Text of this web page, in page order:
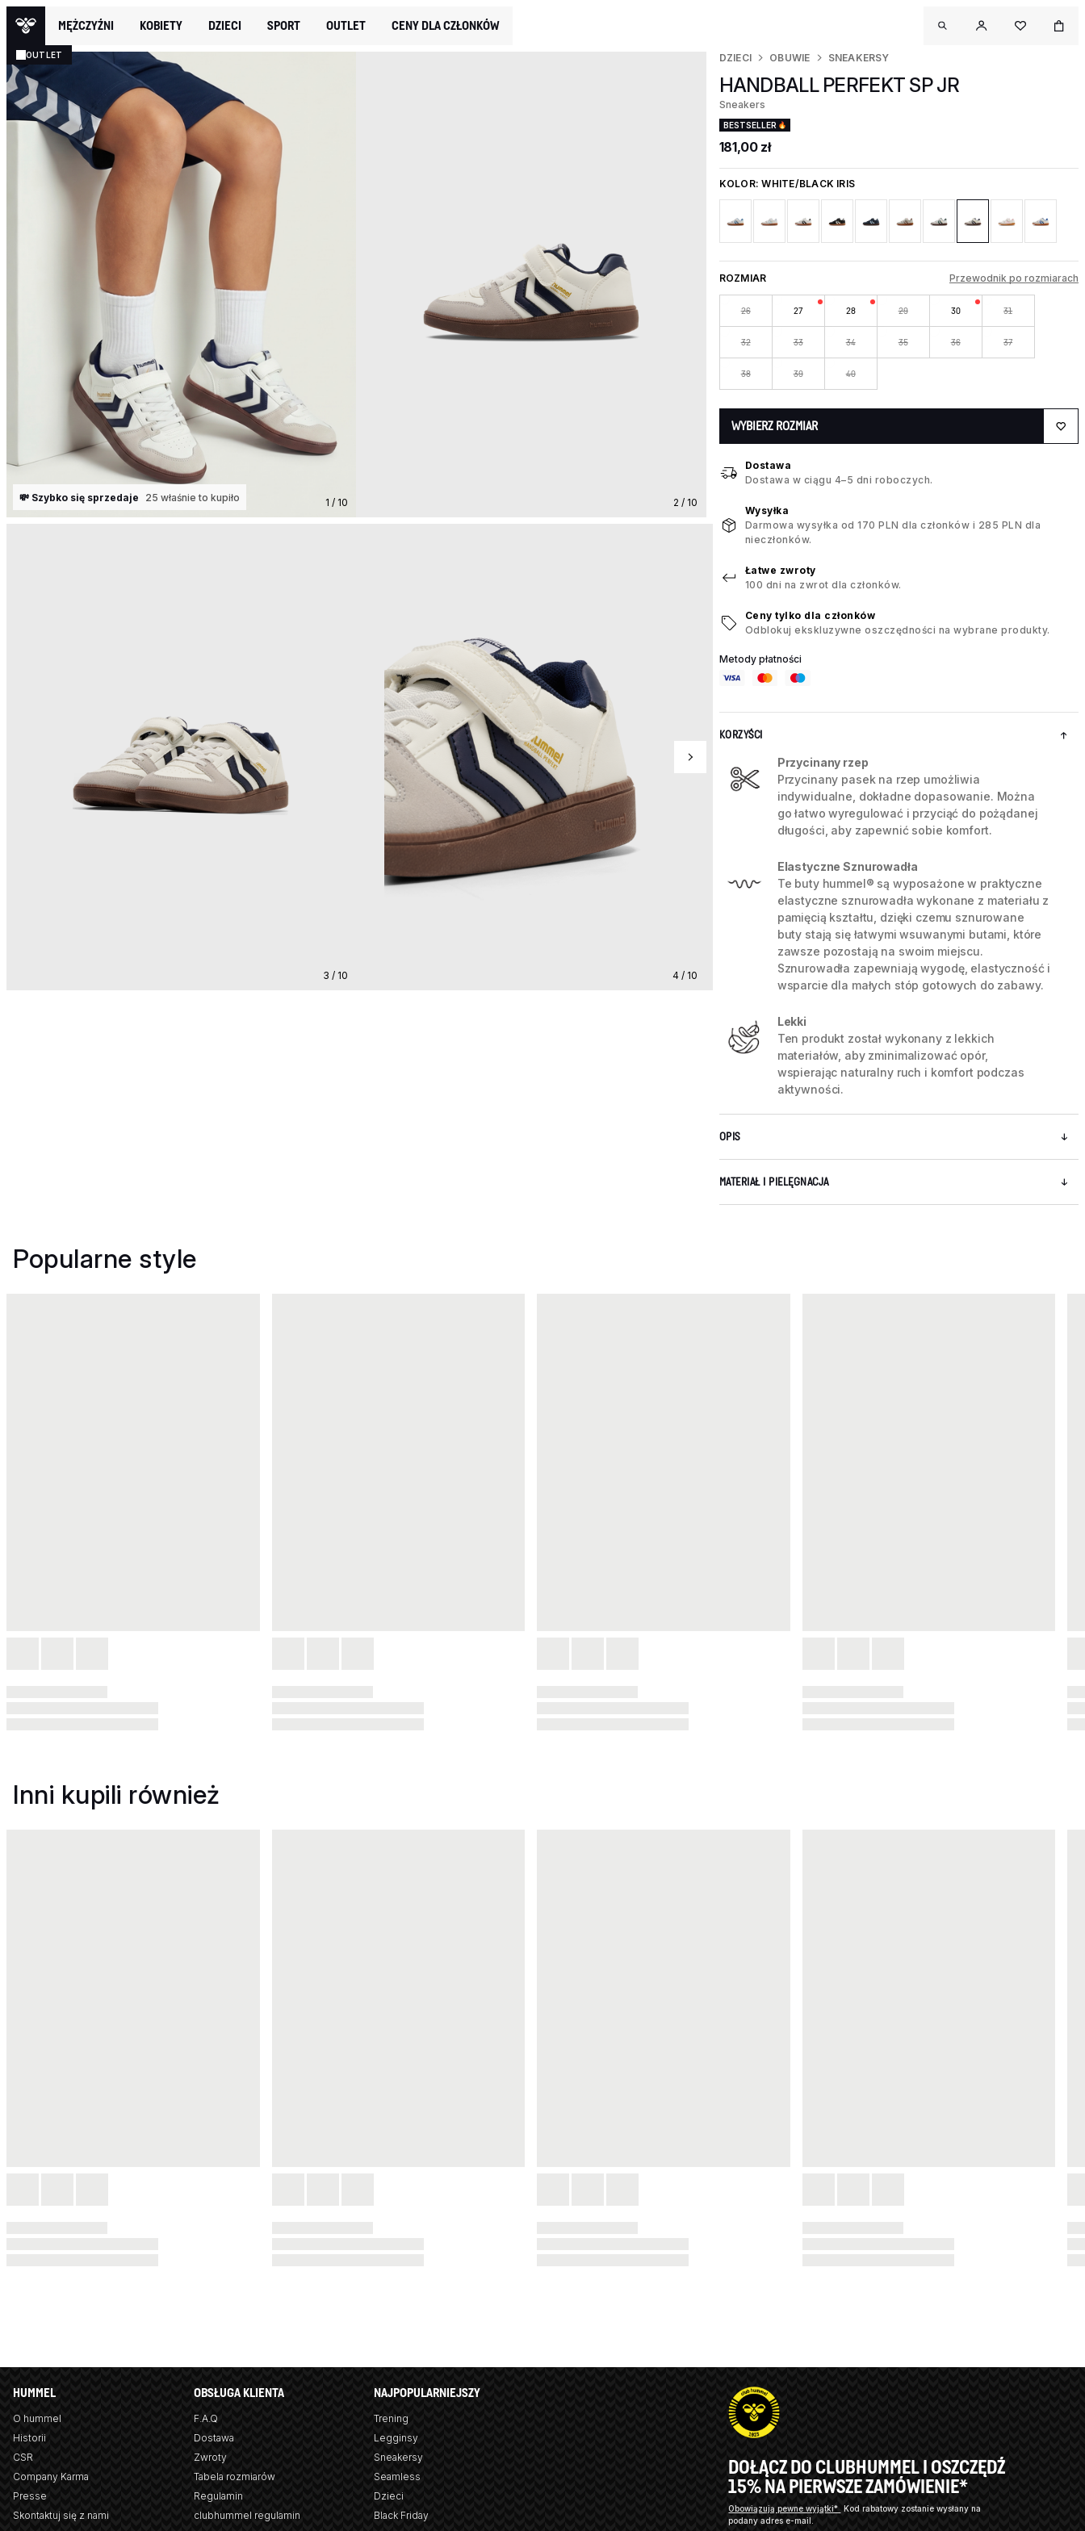
MĘŻCZYŹNI KOBIETY DZIECI SPORT OUTLET CENY DLA CZŁONKÓW
OUTLET
1 / 10
💸 Szybko się sprzedaje 25 właśnie to kupiło 2 / 10
3 / 10 4 / 10 5 / 10
DZIECI OBUWIE SNEAKERSY
HANDBALL PERFEKT SP JR
Sneakers
BESTSELLER
181,00 zł
KOLOR:WHITE/BLACK IRIS
ROZMIAR Przewodnik po rozmiarach
26 27 28 29 30 31
32 33 34 35 36 37
38 39 40
WYBIERZ ROZMIAR
Dostawa
Dostawa w ciągu 4–5 dni roboczych.
Wysyłka
Darmowa wysyłka od 170 PLN dla członków i 285 PLN dla
nieczłonków.
Łatwe zwroty
100 dni na zwrot dla członków.
Ceny tylko dla członków
Odblokuj ekskluzywne oszczędności na wybrane produkty.
Metody płatności
KORZYŚCI
Przycinany rzep
Przycinany pasek na rzep umożliwia
indywidualne, dokładne dopasowanie. Można
go łatwo wyregulować i przyciąć do pożądanej
długości, aby zapewnić sobie komfort.
Elastyczne Sznurowadła
Te buty hummel® są wyposażone w praktyczne
elastyczne sznurowadła wykonane z materiału z
pamięcią kształtu, dzięki czemu sznurowane
buty stają się łatwymi wsuwanymi butami, które
zawsze pozostają na swoim miejscu.
Sznurowadła zapewniają wygodę, elastyczność i
wsparcie dla małych stóp gotowych do zabawy.
Lekki
Ten produkt został wykonany z lekkich
materiałów, aby zminimalizować opór,
wspierając naturalny ruch i komfort podczas
aktywności.
OPIS
MATERIAŁ I PIELĘGNACJA
Popularne style
Inni kupili również
HUMMEL
O hummel
Historii
CSR
Company Karma
Presse
Skontaktuj się z nami
OBSŁUGA KLIENTA
F.A.Q
Dostawa
Zwroty
Tabela rozmiarów
Regulamin
clubhummel regulamin
NAJPOPULARNIEJSZY
Trening
Legginsy
Sneakersy
Seamless
Dzieci
Black Friday
DOŁĄCZ DO CLUBHUMMEL I OSZCZĘDŹ
15% NA PIERWSZE ZAMÓWIENIE*
Obowiązują pewne wyjątki*
Kod rabatowy zostanie wysłany na
podany adres e-mail.